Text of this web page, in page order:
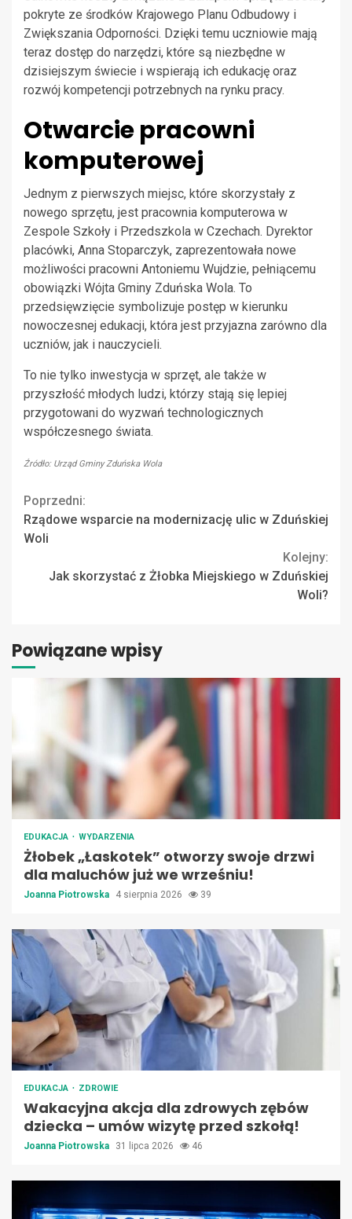
pokryte ze środków Krajowego Planu Odbudowy i
Zwiększania Odporności. Dzięki temu uczniowie mają
teraz dostęp do narzędzi, które są niezbędne w
dzisiejszym świecie i wspierają ich edukację oraz
rozwój kompetencji potrzebnych na rynku pracy.
Otwarcie pracowni
komputerowej
Jednym z pierwszych miejsc, które skorzystały z
nowego sprzętu, jest pracownia komputerowa w
Zespole Szkoły i Przedszkola w Czechach. Dyrektor
placówki, Anna Stoparczyk, zaprezentowała nowe
możliwości pracowni Antoniemu Wujdzie, pełniącemu
obowiązki Wójta Gminy Zduńska Wola. To
przedsięwzięcie symbolizuje postęp w kierunku
nowoczesnej edukacji, która jest przyjazna zarówno dla
uczniów, jak i nauczycieli.
To nie tylko inwestycja w sprzęt, ale także w
przyszłość młodych ludzi, którzy stają się lepiej
przygotowani do wyzwań technologicznych
współczesnego świata.
Źródło: Urząd Gminy Zduńska Wola
Continue
Reading
Poprzedni:
Rządowe wsparcie na modernizację ulic w Zduńskiej
Woli
Kolejny:
Jak skorzystać z Żłobka Miejskiego w Zduńskiej
Woli?
Powiązane wpisy
EDUKACJA WYDARZENIA
Żłobek „Łaskotek” otworzy swoje drzwi
dla maluchów już we wrześniu!
Joanna Piotrowska 4 sierpnia 2026 39
EDUKACJA ZDROWIE
Wakacyjna akcja dla zdrowych zębów
dziecka – umów wizytę przed szkołą!
Joanna Piotrowska 31 lipca 2026 46